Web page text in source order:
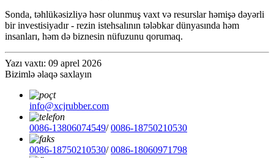
Sonda, təhlükəsizliyə həsr olunmuş vaxt və resurslar həmişə dəyərli
bir investisiyadır - rezin istehsalının tələbkar dünyasında həm
insanları, həm də biznesin nüfuzunu qorumaq.
Yazı vaxtı: 09 aprel 2026
Bizimlə əlaqə saxlayın
info@xcjrubber.com
0086-13806074549/0086-18750210530
0086-18750210530/0086-18060971798